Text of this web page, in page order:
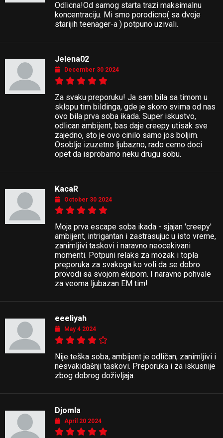
Odlicna!Od samog starta trazi maksimalnu
koncentraciju. Mi smo porodicno( sa dvoje
starijih teenager-a ) potpuno uzivali.
Jelena02
December 30 2024
Za svaku preporuku! Ja sam bila sa timom u
sklopu tim bildinga, gde je skoro svima od nas
ovo bila prva soba ikada. Super iskustvo,
odlican ambijent, bas daje creepy utisak sve
zajedno, sto je ovo cinilo samo jos boljim.
Osoblje izuzetno ljubazno, rado cemo doci
opet da isprobamo neku drugu sobu.
KacaR
October 30 2024
Moja prva escape soba ikada - sjajan 'creepy'
ambijent, intrigantan i zastrasujuc u isto vreme,
zanimljivi taskovi i naravno neocekivani
momenti. Potpuni relaks za mozak i topla
preporuka za svakoga ko voli da se dobro
provodi sa svojom ekipom. I naravno pohvale
za veoma ljubazan EM tim!
eeeliyah
May 4 2024
Nije teška soba, ambijent je odličan, zanimljivi i
nesvakidašnji taskovi. Preporuka i za iskusnije
zbog dobrog doživljaja.
Djomla
April 20 2024